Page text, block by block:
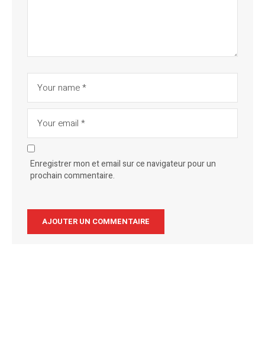
Enregistrer mon et email sur ce navigateur pour un
prochain commentaire.